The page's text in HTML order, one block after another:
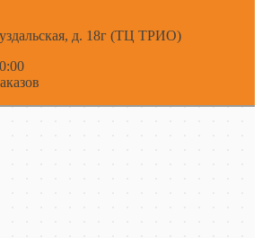
д. 18г (ТЦ ТРИО)